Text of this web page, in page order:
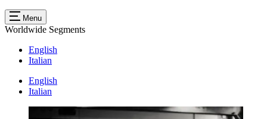
Menu
Worldwide Segments
English
Italian
English
Italian